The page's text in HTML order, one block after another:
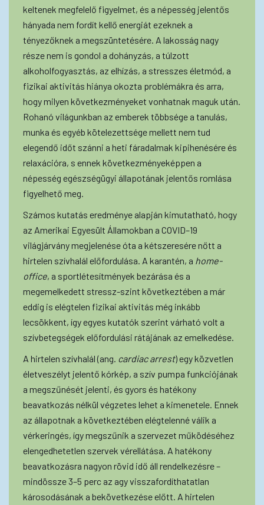
keltenek megfelelő figyelmet, és a népesség jelentős
hányada nem fordít kellő energiát ezeknek a
tényezőknek a megszüntetésére. A lakosság nagy
része nem is gondol a dohányzás, a túlzott
alkoholfogyasztás, az elhízás, a stresszes életmód, a
fizikai aktivitás hiánya okozta problémákra és arra,
hogy milyen következményeket vonhatnak maguk után.
Rohanó világunkban az emberek többsége a tanulás,
munka és egyéb kötelezettsége mellett nem tud
elegendő időt szánni a heti fáradalmak kipihenésére és
relaxációra, s ennek következményeképpen a
népesség egészségügyi állapotának jelentős romlása
figyelhető meg.
Számos kutatás eredménye alapján kimutatható, hogy
az Amerikai Egyesült Államokban a COVID–19
világjárvány megjelenése óta a kétszeresére nőtt a
hirtelen szívhalál előfordulása. A karantén, a home-
office, a sportlétesítmények bezárása és a
megemelkedett stressz-szint következtében a már
eddig is elégtelen fizikai aktivitás még inkább
lecsökkent, így egyes kutatók szerint várható volt a
szívbetegségek előfordulási rátájának az emelkedése.
A hirtelen szívhalál (ang. cardiac arrest) egy közvetlen
életveszélyt jelentő kórkép, a szív pumpa funkciójának
a megszűnését jelenti, és gyors és hatékony
beavatkozás nélkül végzetes lehet a kimenetele. Ennek
az állapotnak a következtében elégtelenné válik a
vérkeringés, így megszűnik a szervezet működéséhez
elengedhetetlen szervek vérellátása. A hatékony
beavatkozásra nagyon rövid idő áll rendelkezésre –
mindössze 3–5 perc az agy visszafordíthatatlan
károsodásának a bekövetkezése előtt. A hirtelen